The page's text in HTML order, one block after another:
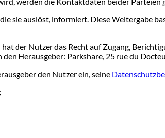
auslöst, informiert. Diese Weitergabe
der Nutzer das Recht auf Zugang,
Herausgeber: Parkshare, 25 rue du
den Nutzer ein, seine